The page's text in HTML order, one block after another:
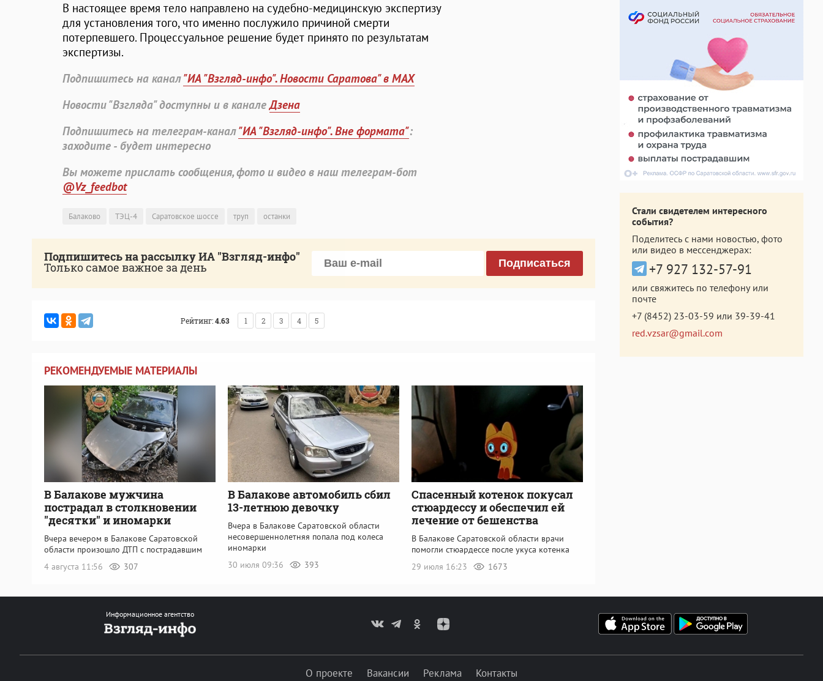
В настоящее время тело направлено на судебно-медицинскую экспертизу
для установления того, что именно послужило причиной смерти
потерпевшего. Процессуальное решение будет принято по результатам
экспертизы.
Подпишитесь на канал"ИА "Взгляд-инфо". Новости Саратова" в MAX
Новости "Взгляда" доступны и в каналеДзена
Подпишитесь на телеграм-канал"ИА "Взгляд-инфо". Вне формата":
заходите - будет интересно
Вы можете прислать сообщения, фото и видео в наш телеграм-бот
@Vz_feedbot
Балаково ТЭЦ-4 Саратовское шоссе труп останки
Подпишитесь на рассылку ИА "Взгляд-инфо"
Только самое важное за день Подписаться
Рейтинг:4.63 1 2 3 4 5
РЕКОМЕНДУЕМЫЕ МАТЕРИАЛЫ
В Балакове мужчина
пострадал в столкновении
"десятки" и иномарки
Вчера вечером в Балакове Саратовской
области произошло ДТП с пострадавшим
4 августа 11:56
307
В Балакове автомобиль сбил
13-летнюю девочку
Вчера в Балакове Саратовской области
несовершеннолетняя попала под колеса
иномарки
30 июля 09:36
393
Спасенный котенок покусал
стюардессу и обеспечил ей
лечение от бешенства
В Балакове Саратовской области врачи
помогли стюардессе после укуса котенка
29 июля 16:23
1673
Стали свидетелем интересного
события?
Поделитесь с нами новостью, фото
или видео в мессенджерах:
+7 927 132-57-91
или свяжитесь по телефону или
почте
+7 (8452) 23-03-59 или 39-39-41
red.vzsar@gmail.com
Информационное агентство
О проекте Вакансии Реклама
Контакты